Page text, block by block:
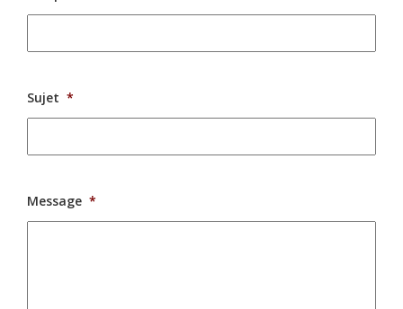
Sujet *
Message *